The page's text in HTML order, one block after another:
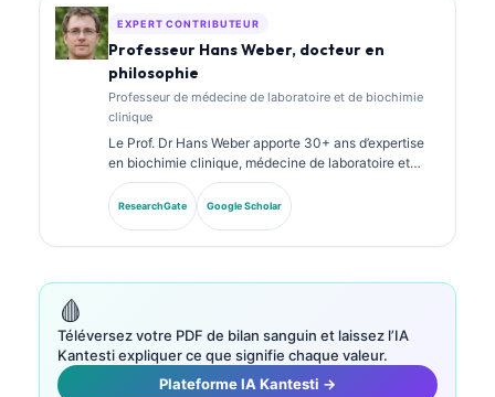
EXPERT CONTRIBUTEUR
Professeur Hans Weber, docteur en
philosophie
Professeur de médecine de laboratoire et de biochimie
clinique
Le Prof. Dr Hans Weber apporte 30+ ans d’expertise
en biochimie clinique, médecine de laboratoire et
recherche sur les biomarqueurs. Ancien président de
la Société allemande de chimie clinique, il se
spécialise dans l’analyse des panels diagnostiques, la
ResearchGate Google Scholar
🩸
Téléversez votre PDF de bilan sanguin et laissez l’IA
Kantesti expliquer ce que signifie chaque valeur.
Plateforme IA Kantesti →